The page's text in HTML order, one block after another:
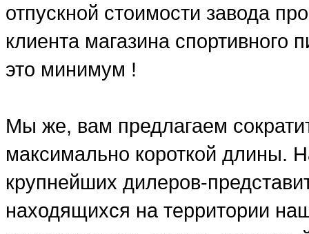
отпускной стоимости завода
клиента магазина спортивного
это минимум !
Мы же, вам предлагаем
максимально короткой длины.
крупнейших дилеров-
находящихся на территории